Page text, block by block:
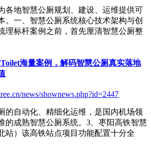
各地智慧公厕规划、建设、运维提供可
。一、 智慧公厕系统核心技术架构与创
理标杆案例之前，首先厘清智慧公厕整
海量案例，解码智慧公厕真实落地
news/shownews.php?id=2447
的自动化、精细化运维，是国内机场领
的成熟智慧公厕系统。3、枣阳高铁智慧
站）该高铁站点项目功能配置十分全